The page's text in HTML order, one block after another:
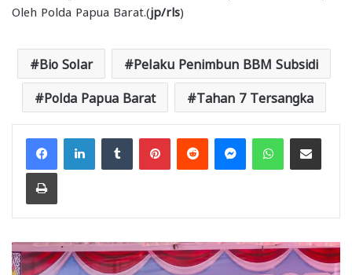
Oleh Polda Papua Barat.(jp/rls)
Bio Solar Pelaku Penimbun BBM Subsidi
Polda Papua Barat Tahan 7 Tersangka
FacebookLinkedInTumblr PinterestReddit MessengerWhatsAppShare via Email
Print